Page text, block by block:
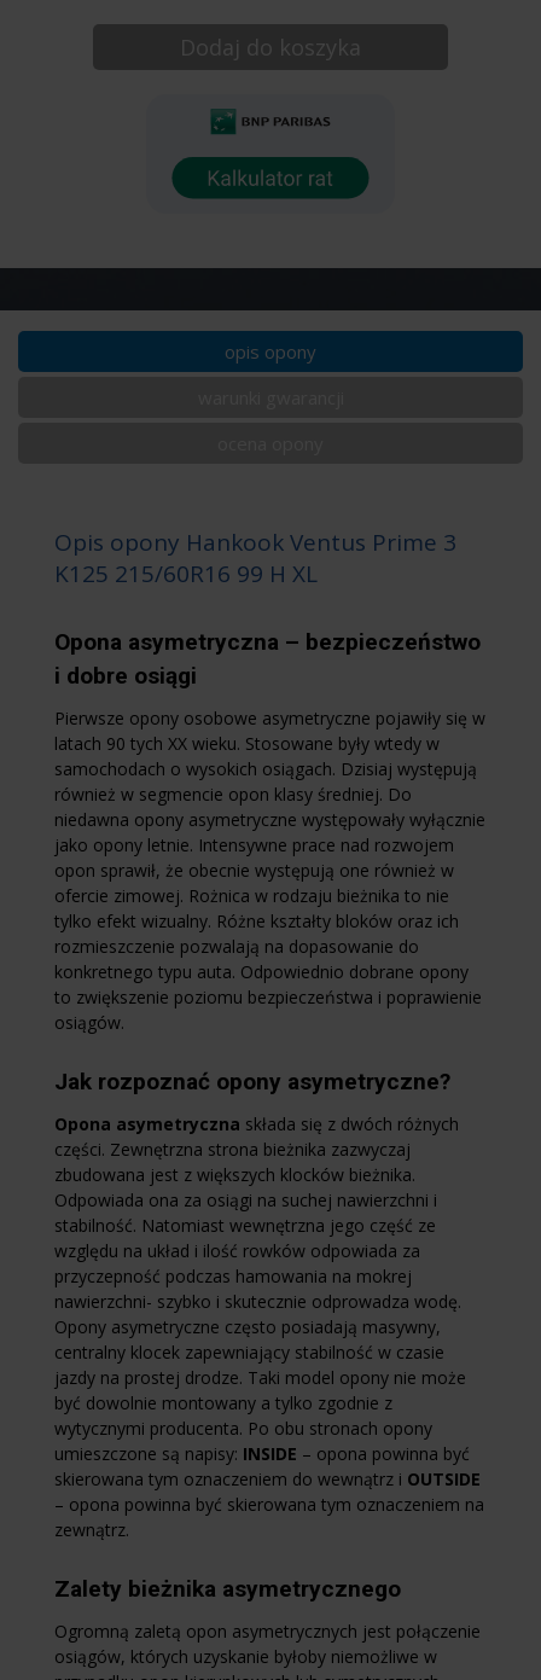
Dodaj do koszyka
opis opony
Opis opony Hankook Ventus Prime 3
K125 215/60R16 99 H XL
Opona asymetryczna – bezpieczeństwo
i dobre osiągi
Pierwsze opony osobowe asymetryczne pojawiły się w
latach 90 tych XX wieku. Stosowane były wtedy w
samochodach o wysokich osiągach. Dzisiaj występują
również w segmencie opon klasy średniej. Do
niedawna opony asymetryczne występowały wyłącznie
jako opony letnie. Intensywne prace nad rozwojem
opon sprawił, że obecnie występują one również w
ofercie zimowej. Rożnica w rodzaju bieżnika to nie
tylko efekt wizualny. Różne kształty bloków oraz ich
rozmieszczenie pozwalają na dopasowanie do
konkretnego typu auta. Odpowiednio dobrane opony
to zwiększenie poziomu bezpieczeństwa i poprawienie
osiągów.
Jak rozpoznać opony asymetryczne?
Opona asymetryczna składa się z dwóch różnych
części. Zewnętrzna strona bieżnika zazwyczaj
zbudowana jest z większych klocków bieżnika.
Odpowiada ona za osiągi na suchej nawierzchni i
stabilność. Natomiast wewnętrzna jego część ze
względu na układ i ilość rowków odpowiada za
przyczepność podczas hamowania na mokrej
nawierzchni- szybko i skutecznie odprowadza wodę.
Opony asymetryczne często posiadają masywny,
centralny klocek zapewniający stabilność w czasie
jazdy na prostej drodze. Taki model opony nie może
być dowolnie montowany a tylko zgodnie z
wytycznymi producenta. Po obu stronach opony
umieszczone są napisy: INSIDE – opona powinna być
skierowana tym oznaczeniem do wewnątrz i OUTSIDE
– opona powinna być skierowana tym oznaczeniem na
zewnątrz.
Zalety bieżnika asymetrycznego
Ogromną zaletą opon asymetrycznych jest połączenie
osiągów, których uzyskanie byłoby niemożliwe w